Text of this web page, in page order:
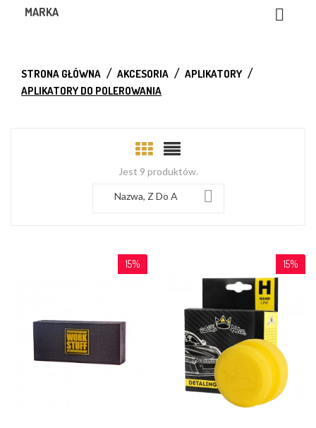
MARKA 
STRONA GŁÓWNA AKCESORIA
APLIKATORY
APLIKATORY DO POLEROWANIA
Jest 9 produktów.
Nazwa, Z Do A 
15% 15%